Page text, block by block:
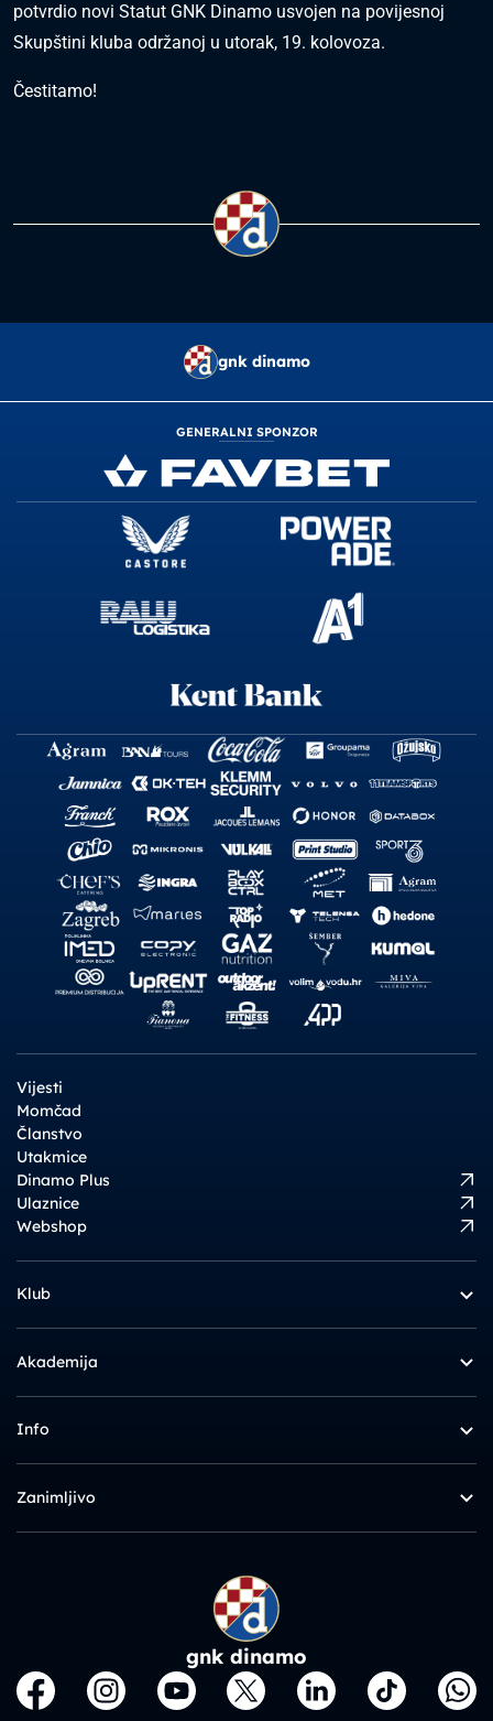
potvrdio novi Statut GNK Dinamo usvojen na povijesnoj
Skupštini kluba održanoj u utorak, 19. kolovoza.
Čestitamo!
gnk dinamo
GENERALNI SPONZOR
Vijesti
Momčad
Članstvo
Utakmice
Dinamo Plus
Ulaznice
Webshop
Klub
Akademija
Info
Zanimljivo
gnk dinamo